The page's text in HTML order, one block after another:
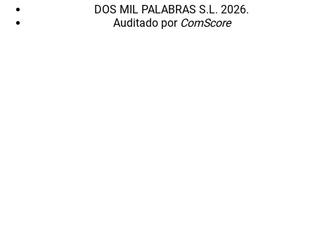
DOS MIL PALABRAS S.L. 2026.
Auditado por ComScore